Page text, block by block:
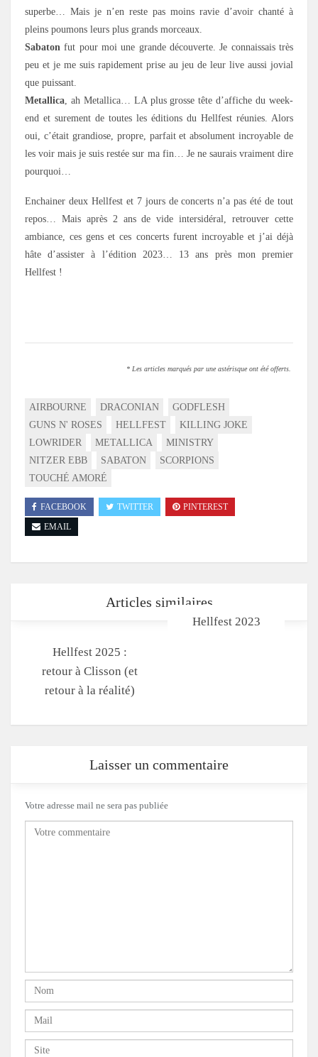
superbe… Mais je n’en reste pas moins ravie d’avoir chanté à
pleins poumons leurs plus grands morceaux.
Sabaton fut pour moi une grande découverte. Je connaissais très
peu et je me suis rapidement prise au jeu de leur live aussi jovial
que puissant.
Metallica , ah Metallica… LA plus grosse tête d’affiche du week-
end et surement de toutes les éditions du Hellfest réunies. Alors
oui, c’était grandiose, propre, parfait et absolument incroyable de
les voir mais je suis restée sur ma fin… Je ne saurais vraiment dire
pourquoi…
Enchainer deux Hellfest et 7 jours de concerts n’a pas été de tout
repos… Mais après 2 ans de vide intersidéral, retrouver cette
ambiance, ces gens et ces concerts furent incroyable et j’ai déjà
hâte d’assister à l’édition 2023… 13 ans près mon premier
Hellfest !
* Les articles marqués par une astérisque ont été offerts.
AIRBOURNE DRACONIAN
GODFLESH
GUNS N' ROSES
HELLFEST
KILLING JOKE
LOWRIDER
METALLICA
MINISTRY
NITZER EBB
SABATON
SCORPIONS
TOUCHÉ AMORÉ
FACEBOOK TWITTER
PINTEREST
EMAIL
Articles similaires
Hellfest 2025 :
retour à Clisson (et
retour à la réalité)
Hellfest 2023
Laisser un commentaire
Votre adresse mail ne sera pas publiée